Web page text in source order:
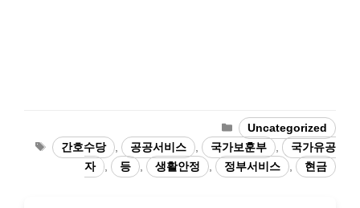
카
테
고
리
Uncategorized
태
그
간호수당 공공서비스 국가보훈부
국가유공
자
등 생활안정 정부서비스 현금